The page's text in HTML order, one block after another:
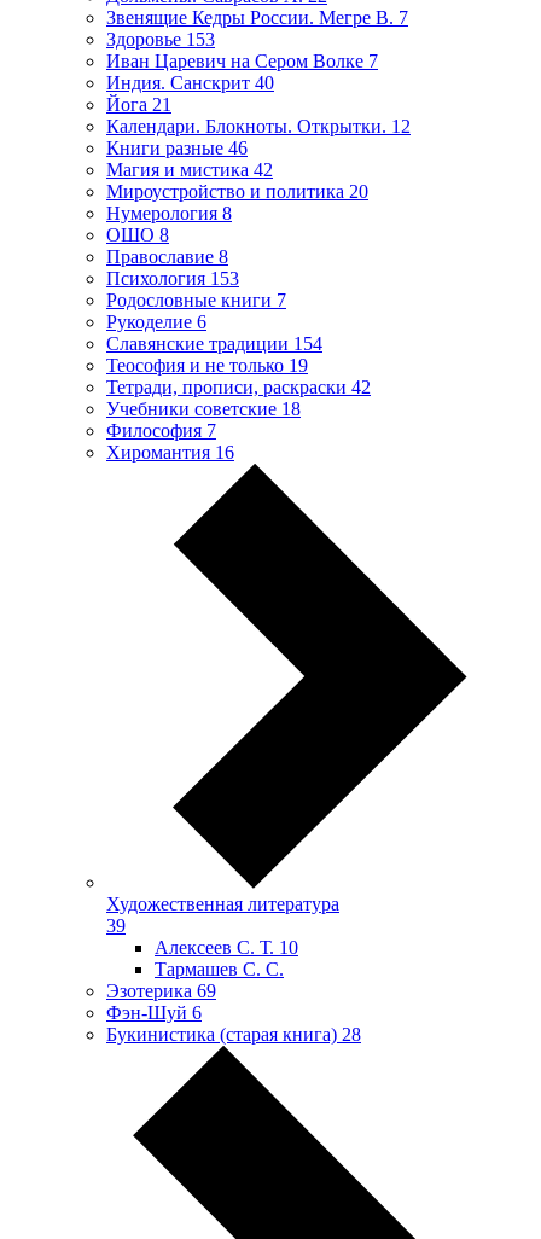
Звенящие Кедры России. Мегре В. 7
Здоровье 153
Иван Царевич на Сером Волке 7
Индия. Санскрит 40
Йога 21
Календари. Блокноты. Открытки. 12
Книги разные 46
Магия и мистика 42
Мироустройство и политика 20
Нумерология 8
ОШО 8
Православие 8
Психология 153
Родословные книги 7
Рукоделие 6
Славянские традиции 154
Теософия и не только 19
Тетради, прописи, раскраски 42
Учебники советские 18
Философия 7
Хиромантия 16
Художественная литература
39
Алексеев С. Т. 10
Тармашев С. С.
Эзотерика 69
Фэн-Шуй 6
Букинистика (старая книга) 28